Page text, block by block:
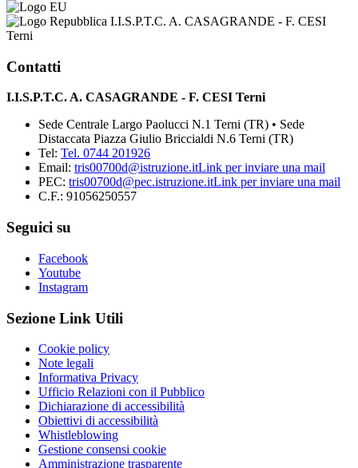
I.I.S.P.T.C. A. CASAGRANDE - F. CESI
Terni
Contatti
I.I.S.P.T.C. A. CASAGRANDE - F. CESI Terni
Sede Centrale Largo Paolucci N.1 Terni (TR) • Sede
Distaccata Piazza Giulio Briccialdi N.6 Terni (TR)
Tel: Tel. 0744 201926
Email: tris00700d@istruzione.itLink per inviare una mail
PEC: tris00700d@pec.istruzione.itLink per inviare una mail
C.F.: 91056250557
Seguici su
Facebook
Youtube
Instagram
Sezione Link Utili
Cookie policy
Note legali
Informativa Privacy
Ufficio Relazioni con il Pubblico
Dichiarazione di accessibilità
Obiettivi di accessibilità
Whistleblowing
Gestione consensi cookie
Amministrazione trasparente